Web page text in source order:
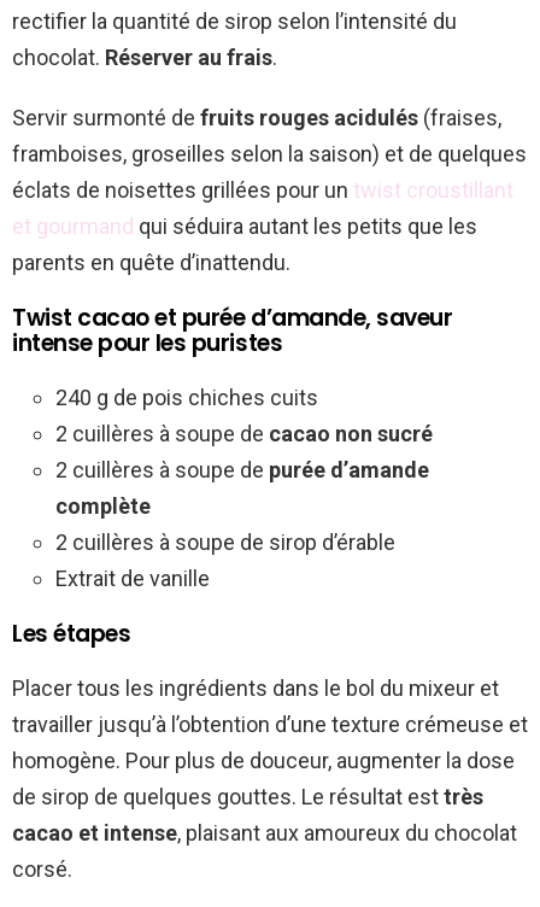
rectifier la quantité de sirop selon l’intensité du
chocolat. Réserver au frais.
Servir surmonté de fruits rouges acidulés (fraises,
framboises, groseilles selon la saison) et de quelques
éclats de noisettes grillées pour un twist croustillant
et gourmand qui séduira autant les petits que les
parents en quête d’inattendu.
Twist cacao et purée d’amande, saveur
intense pour les puristes
240 g de pois chiches cuits
2 cuillères à soupe de cacao non sucré
2 cuillères à soupe de purée d’amande
complète
2 cuillères à soupe de sirop d’érable
Extrait de vanille
Les étapes
Placer tous les ingrédients dans le bol du mixeur et
travailler jusqu’à l’obtention d’une texture crémeuse et
homogène. Pour plus de douceur, augmenter la dose
de sirop de quelques gouttes. Le résultat esttrès
cacao et intense, plaisant aux amoureux du chocolat
corsé.